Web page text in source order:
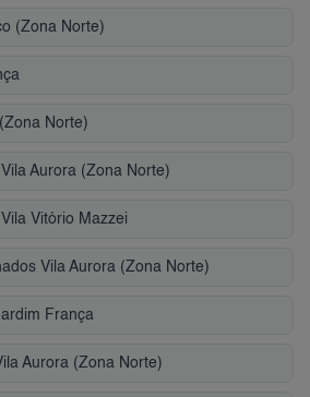
(Zona Norte)
Norte)
Aurora (Zona Norte)
Vitório Mazzei
Vila Aurora (Zona Norte)
França
Aurora (Zona Norte)